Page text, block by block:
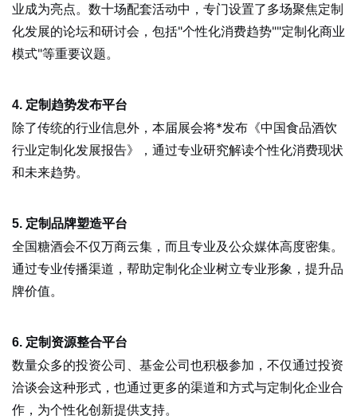
业成为亮点。数十场配套活动中，专门设置了多场聚焦定制
化发展的论坛和研讨会，包括"个性化消费趋势""定制化商业
模式"等重要议题。
4. 定制趋势发布平台
除了传统的行业信息外，本届展会将*发布《中国食品酒饮
行业定制化发展报告》，通过专业研究解读个性化消费现状
和未来趋势。
5. 定制品牌塑造平台
全国糖酒会不仅万商云集，而且专业及公众媒体高度密集。
通过专业传播渠道，帮助定制化企业树立专业形象，提升品
牌价值。
6. 定制资源整合平台
数量众多的投资公司、基金公司也积极参加，不仅通过投资
洽谈会这种形式，也通过更多的渠道和方式与定制化企业合
作，为个性化创新提供支持。